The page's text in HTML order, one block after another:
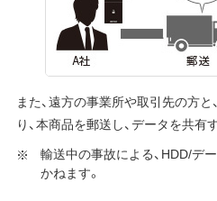
また、遠方の事業所や取引先の方
り、本商品を郵送し、データを共有
輸送中の事故による、HDD/デ
かねます。